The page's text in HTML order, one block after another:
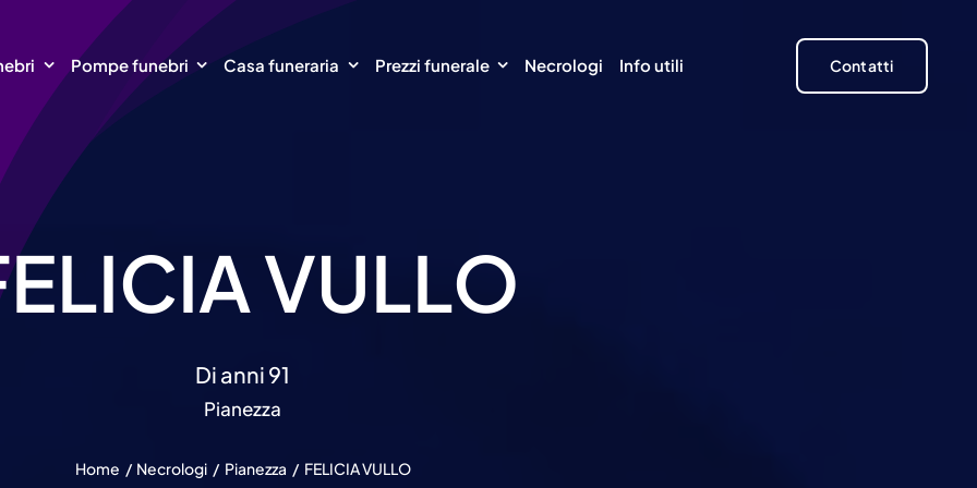
Pompe funebri Casa funeraria Prezzi funerale Necrologi Info utili Contatti
VULLO
Di anni 91
Pianezza
Home Necrologi Pianezza FELICIA VULLO